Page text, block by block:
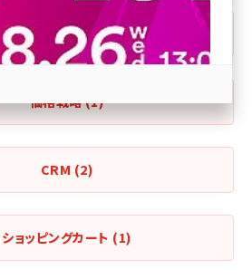
海外情報(1)
価格戦略(1)
CRM (2)
ショッピングカート (1)